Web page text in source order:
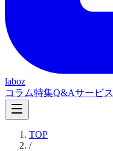
laboz
コラム特集Q&Aサービス
TOP
/